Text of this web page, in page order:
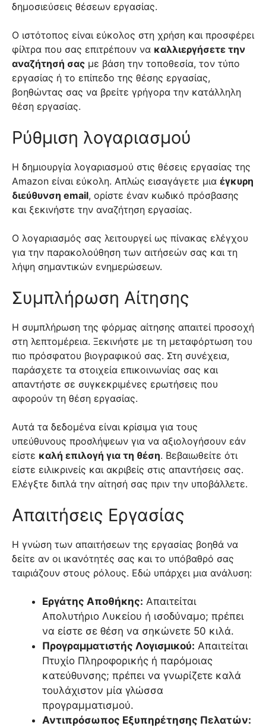
δημοσιεύσεις θέσεων εργασίας.
Ο ιστότοπος είναι εύκολος στη χρήση και προσφέρει
φίλτρα που σας επιτρέπουν να καλλιεργήσετε την
αναζήτησή σας με βάση την τοποθεσία, τον τύπο
εργασίας ή το επίπεδο της θέσης εργασίας,
βοηθώντας σας να βρείτε γρήγορα την κατάλληλη
θέση εργασίας.
Ρύθμιση λογαριασμού
Η δημιουργία λογαριασμού στις θέσεις εργασίας της
Amazon είναι εύκολη. Απλώς εισαγάγετε μια έγκυρη
διεύθυνση email, ορίστε έναν κωδικό πρόσβασης
και ξεκινήστε την αναζήτηση εργασίας.
Ο λογαριασμός σας λειτουργεί ως πίνακας ελέγχου
για την παρακολούθηση των αιτήσεών σας και τη
λήψη σημαντικών ενημερώσεων.
Συμπλήρωση Αίτησης
Η συμπλήρωση της φόρμας αίτησης απαιτεί προσοχή
στη λεπτομέρεια. Ξεκινήστε με τη μεταφόρτωση του
πιο πρόσφατου βιογραφικού σας. Στη συνέχεια,
παράσχετε τα στοιχεία επικοινωνίας σας και
απαντήστε σε συγκεκριμένες ερωτήσεις που
αφορούν τη θέση εργασίας.
Αυτά τα δεδομένα είναι κρίσιμα για τους
υπεύθυνους προσλήψεων για να αξιολογήσουν εάν
είστε καλή επιλογή για τη θέση. Βεβαιωθείτε ότι
είστε ειλικρινείς και ακριβείς στις απαντήσεις σας.
Ελέγξτε διπλά την αίτησή σας πριν την υποβάλλετε.
Απαιτήσεις Εργασίας
Η γνώση των απαιτήσεων της εργασίας βοηθά να
δείτε αν οι ικανότητές σας και το υπόβαθρό σας
ταιριάζουν στους ρόλους. Εδώ υπάρχει μια ανάλυση:
Εργάτης Αποθήκης: Απαιτείται
Απολυτήριο Λυκείου ή ισοδύναμο; πρέπει
να είστε σε θέση να σηκώνετε 50 κιλά.
Προγραμματιστής Λογισμικού: Απαιτείται
Πτυχίο Πληροφορικής ή παρόμοιας
κατεύθυνσης; πρέπει να γνωρίζετε καλά
τουλάχιστον μία γλώσσα
προγραμματισμού.
Αντιπρόσωπος Εξυπηρέτησης Πελατών: